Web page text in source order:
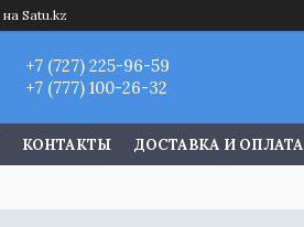
на Satu.kz
+7 (727) 225-96-59
+7 (777) 100-26-32
КОНТАКТЫ ДОСТАВКА И ОПЛАТА